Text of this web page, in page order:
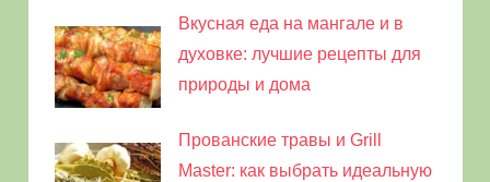
Вкусная еда на мангале и в
духовке: лучшие рецепты для
природы и дома
Прованские травы и Grill
Master: как выбрать идеальную